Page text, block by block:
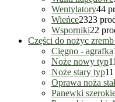
Wentylatory44
Wieńce2323
Wsporniki22
Części do nożyc
Cięgno - agrafka
Noże nowy typ1
Noże stary typ1
Oprawa noża
Panewki